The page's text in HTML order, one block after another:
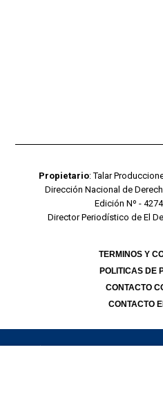
Propietario: Talar
Dirección Nacional de
Edición Nº -
Director Periodístico de El
TERMINOS Y
POLITICAS DE
CONTACTO
CONTACTO